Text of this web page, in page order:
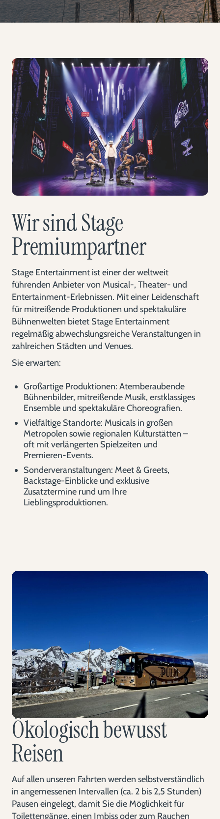
Wir sind Stage
Premiumpartner
Stage Entertainment ist einer der weltweit
führenden Anbieter von Musical-, Theater- und
Entertainment-Erlebnissen. Mit einer Leidenschaft
für mitreißende Produktionen und spektakuläre
Bühnenwelten bietet Stage Entertainment
regelmäßig abwechslungsreiche Veranstaltungen in
zahlreichen Städten und Venues.
Sie erwarten:
Großartige Produktionen: Atemberaubende
Bühnenbilder, mitreißende Musik, erstklassiges
Ensemble und spektakuläre Choreografien.
Vielfältige Standorte: Musicals in großen
Metropolen sowie regionalen Kulturstätten –
oft mit verlängerten Spielzeiten und
Premieren-Events.
Sonderveranstaltungen: Meet & Greets,
Backstage-Einblicke und exklusive
Zusatztermine rund um Ihre
Lieblingsproduktionen.
Ökologisch bewusst
Reisen
Auf allen unseren Fahrten werden selbstverständlich
in angemessenen Intervallen (ca. 2 bis 2,5 Stunden)
Pausen eingelegt, damit Sie die Möglichkeit für
Toilettengänge, einen Imbiss oder zum Rauchen